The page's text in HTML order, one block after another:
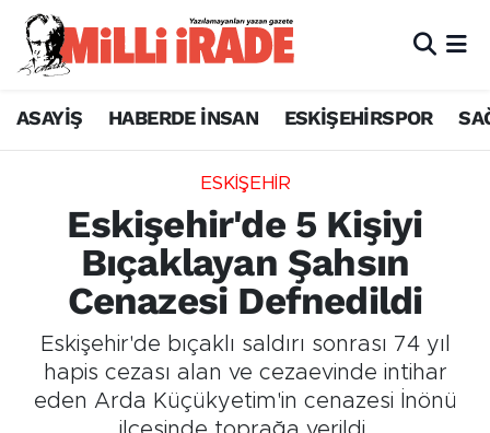
ASAYİŞ HABERDE İNSAN ESKİŞEHİRSPOR
ESKİŞEHİR
Eskişehir'de 5 Kişiyi
Bıçaklayan Şahsın
Cenazesi Defnedildi
Eskişehir'de bıçaklı saldırı sonrası 74 yıl
hapis cezası alan ve cezaevinde intihar
eden Arda Küçükyetim'in cenazesi İnönü